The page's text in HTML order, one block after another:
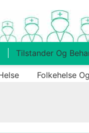
Tilstander Og
Folkehelse